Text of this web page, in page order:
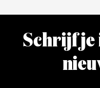
Schrijf je